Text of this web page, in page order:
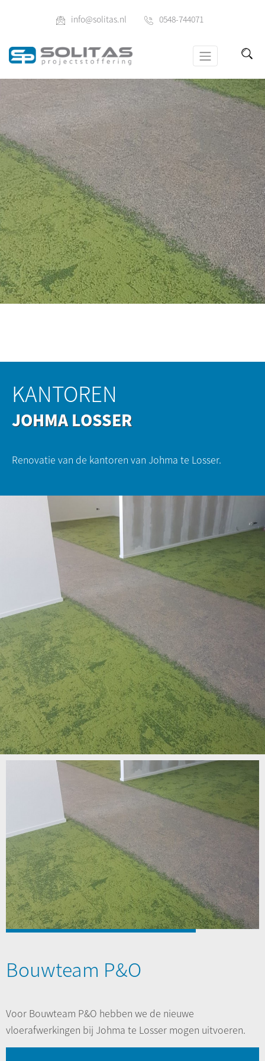
info@solitas.nl 0548-744071
KANTOREN
JOHMA LOSSER
Renovatie van de kantoren van Johma te Losser.
Bouwteam P&O
Voor Bouwteam P&O hebben we de nieuwe
vloerafwerkingen bij Johma te Losser mogen uitvoeren.